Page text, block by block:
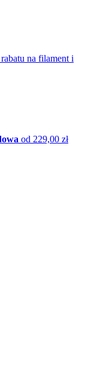
na filament i
od 229,00 zł